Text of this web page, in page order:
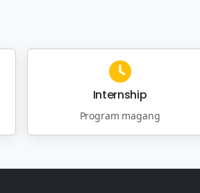
Internship
Program magang